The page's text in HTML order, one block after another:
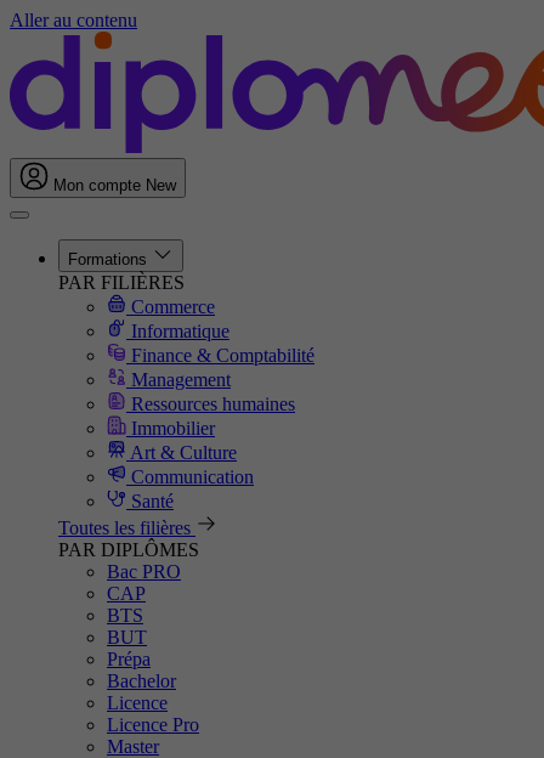
Aller au contenu
Mon compte New
Formations
PAR FILIÈRES
Commerce
Informatique
Finance & Comptabilité
Management
Ressources humaines
Immobilier
Art & Culture
Communication
Santé
Toutes les filières
PAR DIPLÔMES
Bac PRO
CAP
BTS
BUT
Prépa
Bachelor
Licence
Licence Pro
Master